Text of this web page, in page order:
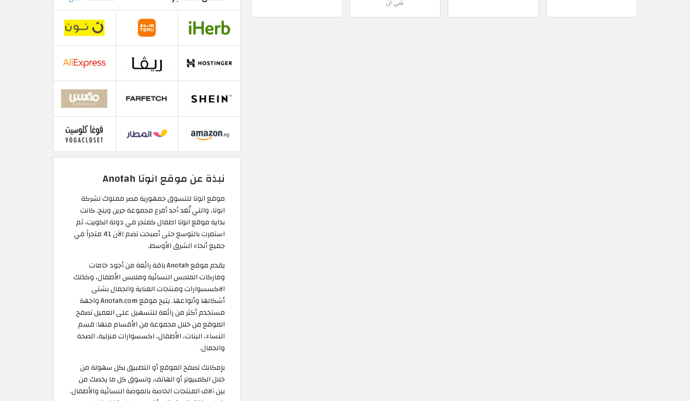
شي ان
نبذة عن موقع انوتا Anotah
موقع انوتا للتسوق جمهورية مصر مملوك لشركة
انوتا، والتي تُعَد أحد أفرع مجموعة جرين وينج. كانت
بداية موقع انوتا اطفال كمتجر في دولة الكويت، ثم
استمرت بالتوسع حتى أصبحت تضم الآن 41 متجراً في
جميع أنحاء الشرق الأوسط.
يقدم موقع Anotah باقة رائعة من أجود خامات
وماركات الملابس النسائية وملابس الأطفال، وكذلك
الاكسسوارات ومنتجات العناية والجمال بشتى
أشكالها وأنواعها. يتيح موقع Anotah.com واجهة
مستخدم أكثر من رائعة للتسهيل على العميل تصفح
الموقع من خلال مجموعة من الأقسام منها: قسم
النساء، البنات، الأطفال، اكسسوارات منزلية، الصحة
والجمال.
بإمكانك تصفح الموقع أو التطبيق بكل سهولة من
خلال الكمبيوتر أو الهاتف، وتسوق كل ما يخصك من
بين آلاف المنتجات الخاصة بالموضة النسائية والأطفال.